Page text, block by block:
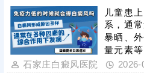
儿童患
系，通
暴晒、
量元素
康生活
石家庄白癜风医院 2026-